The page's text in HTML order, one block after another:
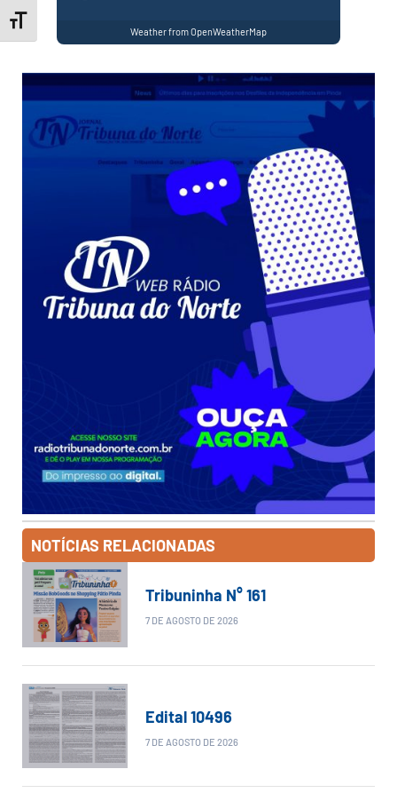
Toggle Font size
Weather from OpenWeatherMap
NOTÍCIAS RELACIONADAS
Tribuninha N° 161
7 DE AGOSTO DE 2026
Edital 10496
7 DE AGOSTO DE 2026